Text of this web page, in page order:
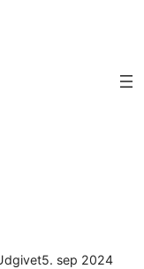
5. sep 2024